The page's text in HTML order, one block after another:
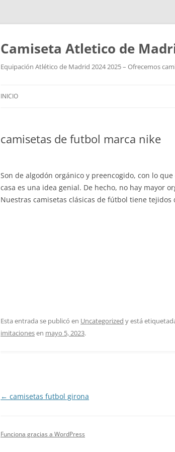
Camiseta Atletico de
Equipación Atlético de Madrid 2024 2025 – Ofrecemos
INICIO
camisetas de futbol marca nike
Son de algodón orgánico y preencogido, con lo
casa es una idea genial. De hecho, no hay mayor
Nuestras camisetas clásicas de fútbol tiene
Esta entrada se publicó en Uncategorized y está
imitacionesen mayo 5, 2023.
Navegación
← camisetas futbol girona
Funciona gracias a WordPress